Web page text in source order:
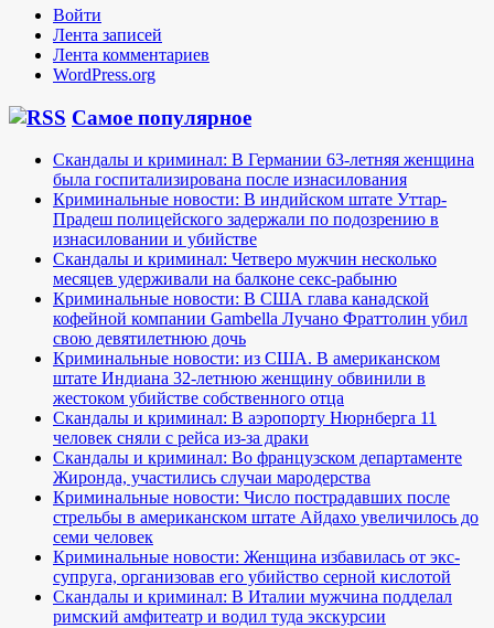
Войти
Лента записей
Лента комментариев
WordPress.org
Самое популярное
Скандалы и криминал: В Германии 63-летняя женщина
была госпитализирована после изнасилования
Криминальные новости: В индийском штате Уттар-
Прадеш полицейского задержали по подозрению в
изнасиловании и убийстве
Скандалы и криминал: Четверо мужчин несколько
месяцев удерживали на балконе секс-рабыню
Криминальные новости: В США глава канадской
кофейной компании Gambella Лучано Фраттолин убил
свою девятилетнюю дочь
Криминальные новости: из США. В американском
штате Индиана 32-летнюю женщину обвинили в
жестоком убийстве собственного отца
Скандалы и криминал: В аэропорту Нюрнберга 11
человек сняли с рейса из-за драки
Скандалы и криминал: Во французском департаменте
Жиронда, участились случаи мародерства
Криминальные новости: Число пострадавших после
стрельбы в американском штате Айдахо увеличилось до
семи человек
Криминальные новости: Женщина избавилась от экс-
супруга, организовав его убийство серной кислотой
Скандалы и криминал: В Италии мужчина подделал
римский амфитеатр и водил туда экскурсии